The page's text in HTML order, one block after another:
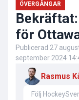
ÖVERGÅNGAR
för
Publicerad 27
september 2024
Rasmus
Följ